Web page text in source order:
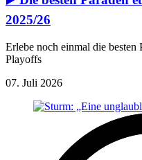
2025/26
Erlebe noch einmal die besten
Playoffs
07. Juli 2026